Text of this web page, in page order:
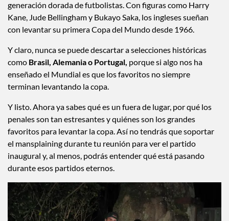
generación dorada de futbolistas. Con figuras como Harry
Kane, Jude Bellingham y Bukayo Saka, los ingleses sueñan
con levantar su primera Copa del Mundo desde 1966.
Y claro, nunca se puede descartar a selecciones históricas
como Brasil, Alemania o Portugal, porque si algo nos ha
enseñado el Mundial es que los favoritos no siempre
terminan levantando la copa.
Y listo. Ahora ya sabes qué es un fuera de lugar, por qué los
penales son tan estresantes y quiénes son los grandes
favoritos para levantar la copa. Así no tendrás que soportar
el mansplaining durante tu reunión para ver el partido
inaugural y, al menos, podrás entender qué está pasando
durante esos partidos eternos.